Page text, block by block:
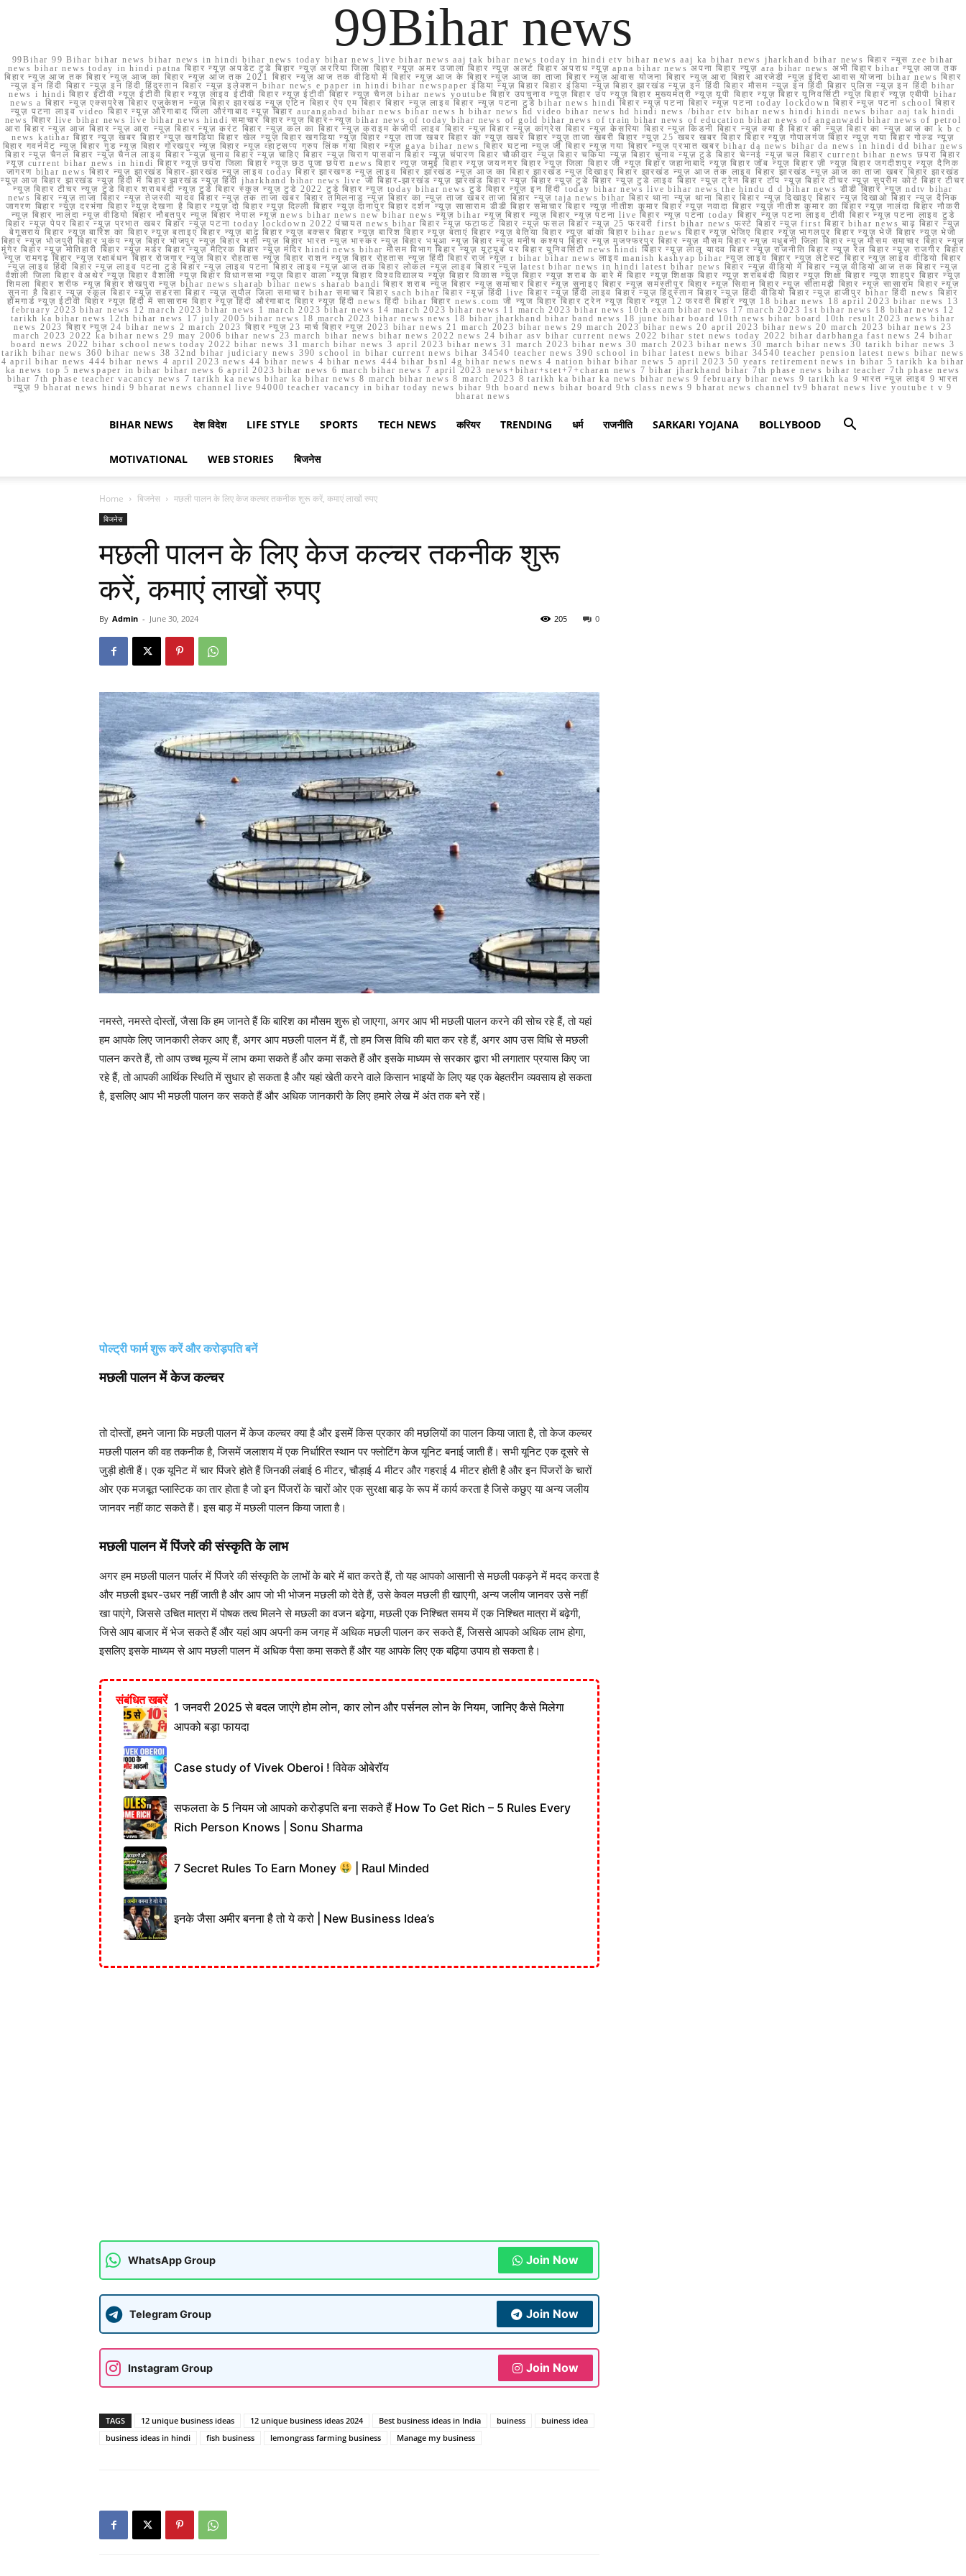
99Bihar news
99Bihar 99 Bihar bihar news bihar news in hindi bihar news today bihar news live bihar news aaj tak bihar news today in hindi etv bihar news aaj ka bihar news jharkhand bihar news बिहार न्यूस zee bihar
news bihar news today in hindi patna बिहार न्यूज़ अपडेट टुडे बिहार न्यूज़ अररिया जिला बिहार न्यूज़ अमर उजाला बिहार न्यूज़ अलर्ट बिहार अपराध न्यूज़ apna bihar news अपना बिहार न्यूज़ ara bihar news अभी बिहार bihar न्यूज़ आज तक
बिहार न्यूज़ आज तक बिहार न्यूज़ आज का बिहार न्यूज़ आज तक 2021 बिहार न्यूज़ आज तक वीडियो में बिहार न्यूज़ आज के बिहार न्यूज़ आज का ताजा बिहार न्यूज़ आवास योजना बिहार न्यूज़ आरा बिहार आरजेडी न्यूज़ इंदिरा आवास योजना bihar news बिहार
न्यूज़ इन हिंदी बिहार न्यूज़ इन हिंदी हिंदुस्तान बिहार न्यूज़ इलेक्शन bihar news e paper in hindi bihar newspaper इंडिया न्यूज़ बिहार बिहार इंडिया न्यूज़ बिहार झारखंड न्यूज़ इन हिंदी बिहार मौसम न्यूज़ इन हिंदी बिहार पुलिस न्यूज़ इन हिंदी bihar
news i hindi बिहार ईटीवी न्यूज़ ईटीवी बिहार न्यूज़ लाइव ईटीवी बिहार न्यूज़ ईटीवी बिहार न्यूज़ चैनल bihar news youtube बिहार उपचुनाव न्यूज़ बिहार उप न्यूज़ बिहार मुख्यमंत्री न्यूज़ यूपी बिहार न्यूज़ बिहार यूनिवर्सिटी न्यूज़ बिहार न्यूज़ एबीपी bihar
news a बिहार न्यूज़ एक्सप्रेस बिहार एजुकेशन न्यूज़ बिहार झारखंड न्यूज़ एटिन बिहार ऐप एम बिहार बिहार न्यूज़ लाइव बिहार न्यूज़ पटना टुडे bihar news hindi बिहार न्यूज़ पटना बिहार न्यूज़ पटना today lockdown बिहार न्यूज़ पटना school बिहार
न्यूज़ पटना लाइव video बिहार न्यूज़ औरंगाबाद जिला औरंगाबाद न्यूज़ बिहार aurangabad bihar news bihar news h bihar news hd video bihar news hd hindi news /bihar etv bihar news hindi hindi news bihar aaj tak hindi
news बिहार live bihar news live bihar news hindi समाचार बिहार न्यूज़ बिहार+न्यूज़ bihar news of today bihar news of gold bihar news of train bihar news of education bihar news of anganwadi bihar news of petrol
आरा बिहार न्यूज़ आज बिहार न्यूज़ आरा न्यूज़ बिहार न्यूज़ करंट बिहार न्यूज़ कल का बिहार न्यूज़ क्राइम केजीपी लाइव बिहार न्यूज़ बिहार न्यूज़ कांग्रेस बिहार न्यूज़ केसरिया बिहार न्यूज़ किडनी बिहार न्यूज़ क्या है बिहार की न्यूज़ बिहार का न्यूज़ आज का k b c
news katihar बिहार न्यूज़ खबर बिहार न्यूज़ खगड़िया बिहार खेल न्यूज़ बिहार खगड़िया न्यूज़ बिहार न्यूज़ ताजा खबर बिहार का न्यूज़ खबर बिहार न्यूज़ ताजा खबरी बिहार न्यूज़ 25 खबर खबर बिहार बिहार न्यूज़ गोपालगंज बिहार न्यूज़ गया बिहार गोल्ड न्यूज़
बिहार गवर्नमेंट न्यूज़ बिहार गुड न्यूज़ बिहार गोरखपुर न्यूज़ बिहार न्यूज़ व्हाट्सप्प ग्रुप लिंक गया बिहार न्यूज़ gaya bihar news बिहार घटना न्यूज़ जी बिहार न्यूज़ गया बिहार न्यूज़ प्रभात खबर bihar da news bihar da news in hindi dd bihar news
बिहार न्यूज़ चैनल बिहार न्यूज़ चैनल लाइव बिहार न्यूज़ चुनाव बिहार न्यूज़ चाहिए बिहार न्यूज़ चिराग पासवान बिहार न्यूज़ चंपारण बिहार चौकीदार न्यूज़ बिहार चकिया न्यूज़ बिहार चुनाव न्यूज़ टुडे बिहार चेन्नई न्यूज़ चल बिहार current bihar news छपरा बिहार
न्यूज़ current bihar news in hindi बिहार न्यूज़ छपरा जिला बिहार न्यूज़ छठ पूजा छपरा news बिहार न्यूज़ जमुई बिहार न्यूज़ जयनगर बिहार न्यूज़ जिला बिहार जी न्यूज़ बिहार जहानाबाद न्यूज़ बिहार जॉब न्यूज़ बिहार ज़ी न्यूज़ बिहार जगदीशपुर न्यूज़ दैनिक
जागरण bihar news बिहार न्यूज़ झारखंड बिहार-झारखंड न्यूज़ लाइव today बिहार झारखण्ड न्यूज़ लाइव बिहार झारखंड न्यूज़ आज का बिहार झारखंड न्यूज़ दिखाइए बिहार झारखंड न्यूज़ आज तक लाइव बिहार झारखंड न्यूज़ आज का ताजा खबर बिहार झारखंड
न्यूज़ आज बिहार झारखंड न्यूज़ हिंदी में बिहार झारखंड न्यूज़ हिंदी jharkhand bihar news live जी बिहार-झारखंड न्यूज़ झारखंड बिहार न्यूज़ बिहार न्यूज़ टुडे बिहार न्यूज़ टुडे लाइव बिहार न्यूज़ ट्रेन बिहार टॉप न्यूज़ बिहार टीचर न्यूज़ सुप्रीम कोर्ट बिहार टीचर
न्यूज़ बिहार टीचर न्यूज़ टुडे बिहार शराबबंदी न्यूज़ टुडे बिहार स्कूल न्यूज़ टुडे 2022 टुडे बिहार न्यूज़ today bihar news टुडे बिहार न्यूज़ इन हिंदी today bihar news live bihar news the hindu d d bihar news डीडी बिहार न्यूज़ ndtv bihar
news बिहार न्यूज़ ताजा बिहार न्यूज़ तेजस्वी यादव बिहार न्यूज़ तक ताजा खबर बिहार तमिलनाडु न्यूज़ बिहार का न्यूज़ ताजा खबर ताजा बिहार न्यूज़ taja news bihar बिहार थाना न्यूज़ थाना बिहार बिहार न्यूज़ दिखाइए बिहार न्यूज़ दिखाओ बिहार न्यूज़ दैनिक
जागरण बिहार न्यूज़ दरभंगा बिहार न्यूज़ देखना है बिहार न्यूज़ दो बिहार न्यूज़ दिल्ली बिहार न्यूज़ दानापुर बिहार दर्शन न्यूज़ सासाराम डीडी बिहार समाचार बिहार न्यूज़ नीतीश कुमार बिहार न्यूज़ नवादा बिहार न्यूज़ नीतीश कुमार का बिहार न्यूज़ नालंदा बिहार नौकरी
न्यूज़ बिहार नालंदा न्यूज़ वीडियो बिहार नौबतपुर न्यूज़ बिहार नेपाल न्यूज़ news bihar news new bihar news न्यूज़ bihar न्यूज़ बिहार न्यूज़ बिहार न्यूज़ पटना live बिहार न्यूज़ पटना today बिहार न्यूज़ पटना लाइव टीवी बिहार न्यूज़ पटना लाइव टुडे
बिहार न्यूज़ पेपर बिहार न्यूज़ प्रभात खबर बिहार न्यूज़ पटना today lockdown 2022 पंचायत news bihar बिहार न्यूज़ फटाफट बिहार न्यूज़ फसल बिहार न्यूज़ 25 फरवरी first bihar news फर्स्ट बिहार न्यूज़ first बिहार bihar news बाढ़ बिहार न्यूज़
बेगूसराय बिहार न्यूज़ बारिश का बिहार न्यूज़ बताइए बिहार न्यूज़ बाढ़ बिहार न्यूज़ बक्सर बिहार न्यूज़ बारिश बिहार न्यूज़ बताएं बिहार न्यूज़ बेतिया बिहार न्यूज़ बांका बिहार bihar news बिहार न्यूज़ भेजिए बिहार न्यूज़ भागलपुर बिहार न्यूज़ भेजें बिहार न्यूज़ भेजो
बिहार न्यूज़ भोजपुरी बिहार भूकंप न्यूज़ बिहार भोजपुर न्यूज़ बिहार भर्ती न्यूज़ बिहार भारत न्यूज़ भास्कर न्यूज़ बिहार भभुआ न्यूज़ बिहार न्यूज़ मनीष कश्यप बिहार न्यूज़ मुजफ्फरपुर बिहार न्यूज़ मौसम बिहार न्यूज़ मधुबनी जिला बिहार न्यूज़ मौसम समाचार बिहार न्यूज़
मुंगेर बिहार न्यूज़ मोतिहारी बिहार न्यूज़ मर्डर बिहार न्यूज़ मैट्रिक बिहार न्यूज़ मंदिर hindi news bihar मौसम विभाग बिहार न्यूज़ यूट्यूब पर बिहार यूनिवर्सिटी news hindi बिहार न्यूज़ लालू यादव बिहार न्यूज़ राजनीति बिहार न्यूज़ रेल बिहार न्यूज़ राजगीर बिहार
न्यूज़ रामगढ़ बिहार न्यूज़ रक्षाबंधन बिहार रोजगार न्यूज़ बिहार रोहतास न्यूज़ बिहार राशन न्यूज़ बिहार रोहतास न्यूज़ हिंदी बिहार राज न्यूज़ r bihar bihar news लाइव manish kashyap bihar न्यूज़ लाइव बिहार न्यूज़ लेटेस्ट बिहार न्यूज़ लाइव वीडियो बिहार
न्यूज़ लाइव हिंदी बिहार न्यूज़ लाइव पटना टुडे बिहार न्यूज़ लाइव पटना बिहार लाइव न्यूज़ आज तक बिहार लोकल न्यूज़ लाइव बिहार न्यूज़ latest bihar news in hindi latest bihar news बिहार न्यूज़ वीडियो में बिहार न्यूज़ वीडियो आज तक बिहार न्यूज़
वैशाली जिला बिहार वेअथेर न्यूज़ बिहार वैशाली न्यूज़ बिहार विधानसभा न्यूज़ बिहार वाला न्यूज़ बिहार विश्वविद्यालय न्यूज़ बिहार विकास न्यूज़ बिहार न्यूज़ शराब के बारे में बिहार न्यूज़ शिक्षक बिहार न्यूज़ शराबबंदी बिहार न्यूज़ शिक्षा बिहार न्यूज़ शाहपुर बिहार न्यूज़
शिमला बिहार शरीफ न्यूज़ बिहार शेखपुरा न्यूज़ bihar news sharab bihar news sharab bandi बिहार शराब न्यूज़ बिहार न्यूज़ समाचार बिहार न्यूज़ सुनाइए बिहार न्यूज़ समस्तीपुर बिहार न्यूज़ सिवान बिहार न्यूज़ सीतामढ़ी बिहार न्यूज़ सासाराम बिहार न्यूज़
सुनना है बिहार न्यूज़ स्कूल बिहार न्यूज़ सहरसा बिहार न्यूज़ सुपौल जिला समाचार bihar समाचार बिहार sach bihar बिहार न्यूज़ हिंदी live बिहार न्यूज़ हिंदी लाइव बिहार न्यूज़ हिंदुस्तान बिहार न्यूज़ हिंदी वीडियो बिहार न्यूज़ हाजीपुर bihar हिंदी news बिहार
होमगार्ड न्यूज़ ईटीवी बिहार न्यूज़ हिंदी में सासाराम बिहार न्यूज़ हिंदी औरंगाबाद बिहार न्यूज़ हिंदी news हिंदी bihar बिहार news.com जी न्यूज बिहार बिहार ट्रेन न्यूज़ बिहार न्यूज़ 12 फरवरी बिहार न्यूज़ 18 bihar news 18 april 2023 bihar news 13
february 2023 bihar news 12 march 2023 bihar news 1 march 2023 bihar news 14 march 2023 bihar news 11 march 2023 bihar news 10th exam bihar news 17 march 2023 1st bihar news 18 bihar news 12
tarikh ka bihar news 12th bihar news 17 july 2005 bihar news 18 march 2023 bihar news news 18 bihar jharkhand bihar band news 18 june bihar board 10th news bihar board 10th result 2023 news bihar
news 2023 बिहार न्यूज़ 24 bihar news 2 march 2023 बिहार न्यूज़ 23 मार्च बिहार न्यूज़ 2023 bihar news 21 march 2023 bihar news 29 march 2023 bihar news 20 april 2023 bihar news 20 march 2023 bihar news 23
march 2023 2022 ka bihar news 29 may 2006 bihar news 23 march bihar news bihar news 2022 news 24 bihar asv bihar current news 2022 bihar stet news today 2022 bihar darbhanga fast news 24 bihar
board news 2022 bihar school news today 2022 bihar news 31 march bihar news 3 april 2023 bihar news 31 march 2023 bihar news 30 march 2023 bihar news 30 march bihar news 30 tarikh bihar news 3
tarikh bihar news 360 bihar news 38 32nd bihar judiciary news 390 school in bihar current news bihar 34540 teacher news 390 school in bihar latest news bihar 34540 teacher pension latest news bihar news
4 april bihar news 444 bihar news 4 april 2023 news 44 bihar news 4 bihar news 444 bihar bsnl 4g bihar news news 4 nation bihar bihar news 5 april 2023 50 years retirement news in bihar 5 tarikh ka bihar
ka news top 5 newspaper in bihar bihar news 6 april 2023 bihar news 6 march bihar news 7 april 2023 news+bihar+stet+7+charan news 7 bihar jharkhand bihar 7th phase news bihar teacher 7th phase news
bihar 7th phase teacher vacancy news 7 tarikh ka news bihar ka bihar news 8 march bihar news 8 march 2023 8 tarikh ka bihar ka news bihar news 9 february bihar news 9 tarikh ka 9 भारत न्यूज़ लाइव 9 भारत
न्यूज़ 9 bharat news hindi 9 bharat news channel live 94000 teacher vacancy in bihar today news bihar 9th board news bihar board 9th class news 9 bharat news channel tv9 bharat news live youtube t v 9
bharat news
BIHAR NEWS देश विदेश LIFE STYLE SPORTS TECH NEWS करियर TRENDING धर्म राजनीति SARKARI YOJANA BOLLYBOOD
MOTIVATIONAL WEB STORIES बिजनेस
Home बिजनेस मछली पालन के लिए केज कल्चर तकनीक शुरू करें, कमाएं लाखों रुपए
बिजनेस
मछली पालन के लिए केज कल्चर तकनीक शुरू
करें, कमाएं लाखों रुपए
By Admin - June 30, 2024 0
205
नमस्ते, नमस्ते दोस्तों, जैसा कि हम जानते हैं कि बारिश का मौसम शुरू हो जाएगा, अगर आप भी मछली पालन करने की सोच रहे हैं, तो यहां
हम आपके लिए जानकारी लेकर आए हैं, अगर आप मछली पालन में हैं, तो हम जिस विधि की बात कर रहे हैं, अगर आप उस विधि से मछली
पालन करते हैं, तो आप उच्च मूल्य में लाभ कमा सकते हैं और कमा सकते हैं और इसके माध्यम से सरकार द्वारा भी लगातार प्रयास किए जा
रहे हैं, तो आपकी आर्थिक स्थिति में सुधार हो सकता है और यहां खेती करने वाले किसान भाइयों के लिए यह एक बेहतरीन व्यवसाय हो सकता
है, इसलिए आप भी मछली पालन कर सकते हैं और अधिक जानकारी के लिए हमारे लेख में अंत तक बने रहें।
पोल्ट्री फार्म शुरू करें और करोड़पति बनें
मछली पालन में केज कल्चर
तो दोस्तों, हमने जाना कि मछली पालन में केज कल्चर क्या है और इसमें किस प्रकार की मछलियों का पालन किया जाता है, तो केज कल्चर
मछली पालन की वह तकनीक है, जिसमें जलाशय में एक निर्धारित स्थान पर फ्लोटिंग केज यूनिट बनाई जाती हैं। सभी यूनिट एक दूसरे से
जुड़ी होती हैं। एक यूनिट में चार पिंजरे होते हैं जिनकी लंबाई 6 मीटर, चौड़ाई 4 मीटर और गहराई 4 मीटर होती है और इन पिंजरों के चारों
ओर एक मजबूत प्लास्टिक का तार होता है जो इन पिंजरों के चारों ओर एक सुरक्षा बाड़ के रूप में कार्य करता है जिसे कछुए या अन्य जलीय
जानवर नहीं काट सकते हैं। इस बाड़ में मछली पालन किया जाता है।
मछली पालन में पिंजरे की संस्कृति के लाभ
अगर हम मछली पालन पार्लर में पिंजरे की संस्कृति के लाभों के बारे में बात करते हैं, तो यह आपको आसानी से मछली पकड़ने में मदद करता है
और मछली इधर-उधर नहीं जाती है और आप जो भी भोजन मछली को देते हैं, उसे केवल मछली ही खाएगी, अन्य जलीय जानवर उसे नहीं
खा पाएंगे, जिससे उचित मात्रा में पोषक तत्व मिलने से मछली का वजन बढ़ेगा, मछली एक निश्चित समय में एक निश्चित मात्रा में बढ़ेगी,
जिसे आप बाजार में भेज सकते हैं और यहां आप अपनी कम जगह में अधिक मछली पालन कर सकते हैं, जिससे आपको अधिक लाभ होगा,
इसलिए इसके माध्यम से आप मछली पालन में अधिक पैसा कमा सकते हैं और यह आपके लिए एक बढ़िया उपाय हो सकता है।
संबंधित खबरें 1 जनवरी 2025 से बदल जाएंगे होम लोन, कार लोन और पर्सनल लोन के नियम, जानिए कैसे मिलेगा
आपको बड़ा फायदा
Case study of Vivek Oberoi ! विवेक ओबेरॉय
सफलता के 5 नियम जो आपको करोड़पति बना सकते हैं How To Get Rich – 5 Rules Every
Rich Person Knows | Sonu Sharma
7 Secret Rules To Earn Money | Raul Minded
इनके जैसा अमीर बनना है तो ये करो | New Business Idea’s
WhatsApp Group Join Now
Telegram Group Join Now
Instagram Group Join Now
TAGS 12 unique business ideas 12 unique business ideas 2024 Best business ideas in India buiness
buiness idea
business ideas in hindi
fish business lemongrass farming business Manage my business